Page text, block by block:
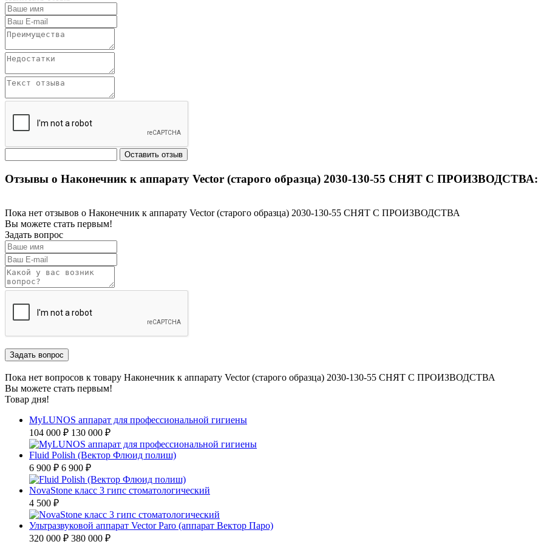
Отзывы о Наконечник к аппарату Vector (старого образца) 2030-130-55 СНЯТ С ПРОИЗВОДСТВА:
Пока нет отзывов о Наконечник к аппарату Vector (старого образца) 2030-130-55 СНЯТ С ПРОИЗВОДСТВА
Вы можете стать первым!
Задать вопрос
Пока нет вопросов к товару Наконечник к аппарату Vector (старого образца) 2030-130-55 СНЯТ С ПРОИЗВОДСТВА
Вы можете стать первым!
Товар дня!
MyLUNOS аппарат для профессиональной гигиены
104 000 ₽ 130 000 ₽
Fluid Polish (Вектор Флюид полиш)
6 900 ₽ 6 900 ₽
NovaStone класс 3 гипс стоматологический
4 500 ₽
Ультразвуковой аппарат Vector Paro (аппарат Вектор Паро)
320 000 ₽ 380 000 ₽